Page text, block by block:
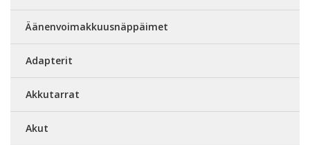
Äänenvoimakkuusnäppäimet
Adapterit
Akkutarrat
Akut